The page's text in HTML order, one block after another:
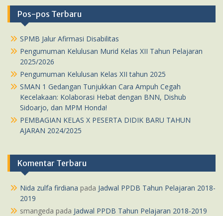
Pos-pos Terbaru
SPMB Jalur Afirmasi Disabilitas
Pengumuman Kelulusan Murid Kelas XII Tahun Pelajaran
2025/2026
Pengumuman Kelulusan Kelas XII tahun 2025
SMAN 1 Gedangan Tunjukkan Cara Ampuh Cegah
Kecelakaan: Kolaborasi Hebat dengan BNN, Dishub
Sidoarjo, dan MPM Honda!
PEMBAGIAN KELAS X PESERTA DIDIK BARU TAHUN
AJARAN 2024/2025
Komentar Terbaru
Nida zulfa firdiana pada Jadwal PPDB Tahun Pelajaran 2018-
2019
smangeda pada Jadwal PPDB Tahun Pelajaran 2018-2019